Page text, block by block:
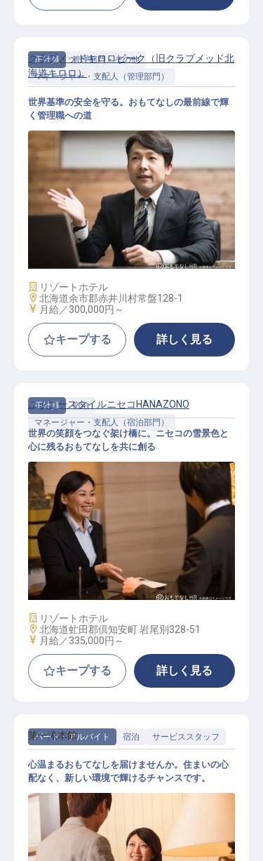
正社員
管理部門・その他
マネージャー・支配人（管理部門）
食品衛生・安全管理マネージャー（
管理職）
クラブメッドキロロピーク（旧クラブメッド北
海道キロロ）
世界基準の安全を守る。おもてなしの最前線で輝
く管理職への道
施設業態
リゾートホテル
勤務地
北海道余市郡赤井川村常盤128-1
給与
月給／300,000円～
キープする 詳しく見る
正社員
宿泊
マネージャー・支配人（宿泊部門）
宿泊係長（アシスタントフロントデ
スクマネージャー）
ニッコースタイルニセコHANAZONO
世界の笑顔をつなぐ架け橋に。ニセコの雪景色と
心に残るおもてなしを共に創る
施設業態
リゾートホテル
勤務地
北海道虻田郡倶知安町 岩尾別328-51
給与
月給／335,000円～
キープする 詳しく見る
パート・アルバイト 宿泊 サービススタッフ
第一滝本館
心温まるおもてなしを届けませんか。住まいの心
配なく、新しい環境で輝けるチャンスです。